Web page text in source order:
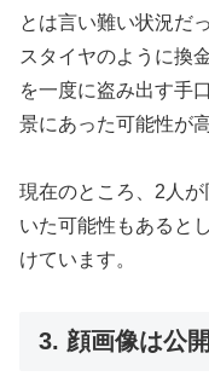
とは言い難い状況だ
スタイヤのように換
を一度に盗み出す手
景にあった可能性が
現在のところ、2人
いた可能性もあると
けています。
3. 顔画像は公